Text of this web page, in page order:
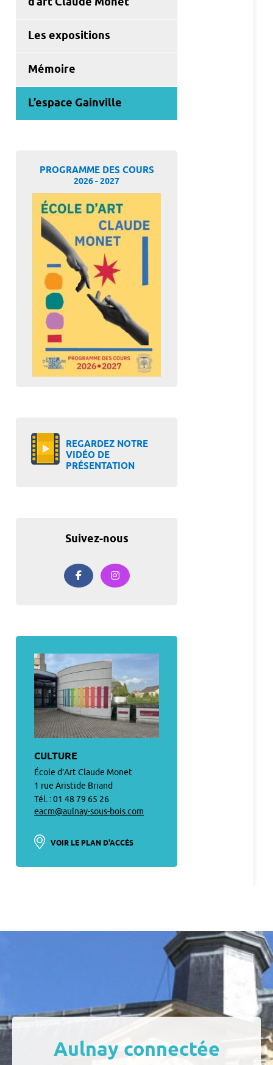
Les expositions
Mémoire
L’espace Gainville
PROGRAMME DES COURS
2026 - 2027
REGARDEZ NOTRE
VIDÉO DE
PRÉSENTATION
Suivez-nous
CULTURE
École d’Art Claude Monet
1 rue Aristide Briand
Tél. : 01 48 79 65 26
eacm@aulnay-sous-bois.com
VOIR LE PLAN D'ACCÈS
Aulnay connectée